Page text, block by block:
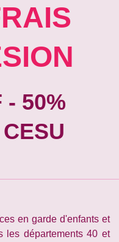
- 50%
en garde d'enfants et
les départements 40 et